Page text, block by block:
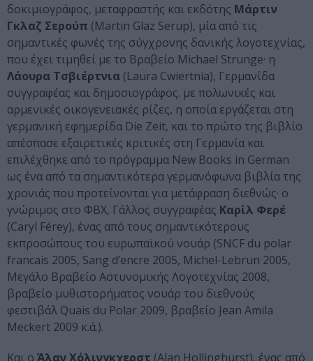
δοκιμιογράφος, μεταφραστής και εκδότης Μάρτιν
Γκλαζ Σερούπ (Martin Glaz Serup), μία από τις
σημαντικές φωνές της σύγχρονης δανικής λογοτεχνίας,
που έχει τιμηθεί με το Βραβείο Michael Strunge· η
Λάουρα Τσβιέρτνια (Laura Cwiertnia), Γερμανίδα
συγγραφέας και δημοσιογράφος. με πολωνικές και
αρμενικές οικογενειακές ρίζες, η οποία εργάζεται στη
γερμανική εφημερίδα Die Zeit, και το πρώτο της βιβλίο
απέσπασε εξαιρετικές κριτικές στη Γερμανία και
επιλέχθηκε από το πρόγραμμα New Books in German
ως ένα από τα σημαντικότερα γερμανόφωνα βιβλία της
χρονιάς που προτείνονται για μετάφραση διεθνώς· ο
γνώριμος στο ΦΒΧ, Γάλλος συγγραφέας Καρίλ Φερέ
(Caryl Férey), ένας από τους σημαντικότερους
εκπροσώπους του ευρωπαϊκού νουάρ (SNCF du polar
francais 2005, Sang d’encre 2005, Michel-Lebrun 2005,
Μεγάλο Βραβείο Αστυνομικής Λογοτεχνίας 2008,
βραβείο μυθιστορήματος νουάρ του διεθνούς
φεστιβάλ Quais du Polar 2009, βραβείο Jean Amila
Meckert 2009 κ.ά.).
Και ο Άλαν Χόλινγκχερστ (Alan Hollinghurst), ένας από